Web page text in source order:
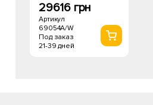
29616 грн
Артикул
69054A/W
Под заказ
21-39 дней